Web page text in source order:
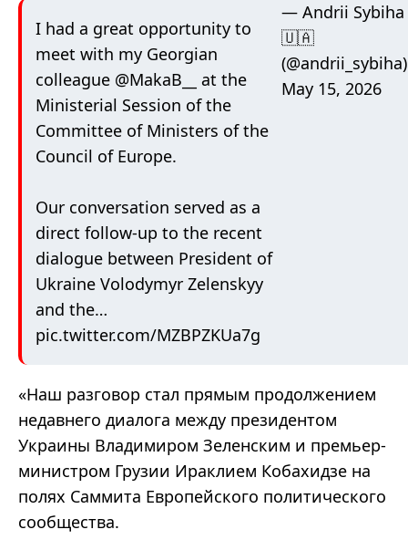
I had a great opportunity to
meet with my Georgian
colleague @MakaB__
at the
Ministerial Session of the
Committee of Ministers of the
Council of Europe.
Our conversation served as a
direct follow-up to the recent
dialogue between President of
Ukraine Volodymyr Zelenskyy
and the…
pic.twitter.com/MZBPZKUa7g
— Andrii Sybiha
🇺🇦
(@andrii_sybiha)
May 15, 2026
«Наш разговор стал прямым продолжением
недавнего диалога между президентом
Украины Владимиром Зеленским и премьер-
министром Грузии Ираклием Кобахидзе на
полях Саммита Европейского политического
сообщества.